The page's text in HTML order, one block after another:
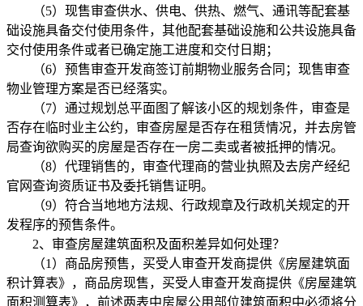
（5）现售审查供水、供电、供热、燃气、通讯等配套基
础设施具备交付使用条件，其他配套基础设施和公共设施具备
交付使用条件或者已确定施工进度和交付日期；
（6）预售审查开发商签订前期物业服务合同；现售审查
物业管理方案是否已经落实。
（7）通过规划总平面图了解该小区的规划条件，审查是
否存在临时业主公约，审查房屋是否存在租赁情况，并去房管
局查询欲购买的房屋是否存在一房二卖或者被抵押的情况。
（8）代理销售的，审查代理商的营业执照及去房产经纪
官网查询资质证书及委托销售证明。
（9）符合当地地方法规、行政规章及行政机关规定的开
发程序的预售条件。
2、审查房屋建筑面积及面积差异如何处理？
（1）商品房预售，买受人审查开发商提供《房屋建筑面
积计算表》，商品房现售，买受人审查开发商提供《房屋建筑
面积测算表》，前述两表中房屋公用部位建筑面积中必须将分